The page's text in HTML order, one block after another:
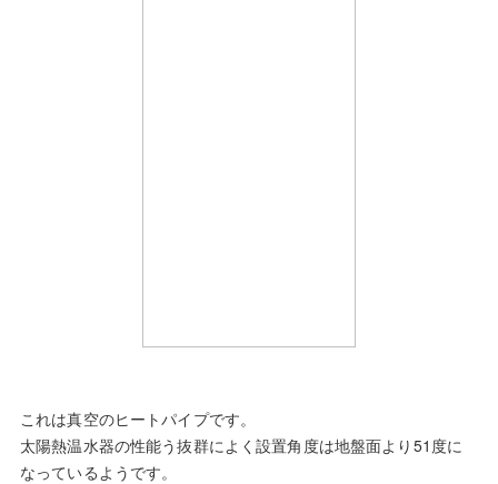
これは真空のヒートパイプです。
太陽熱温水器の性能う抜群によく設置角度は地盤面より51度に
なっているようです。